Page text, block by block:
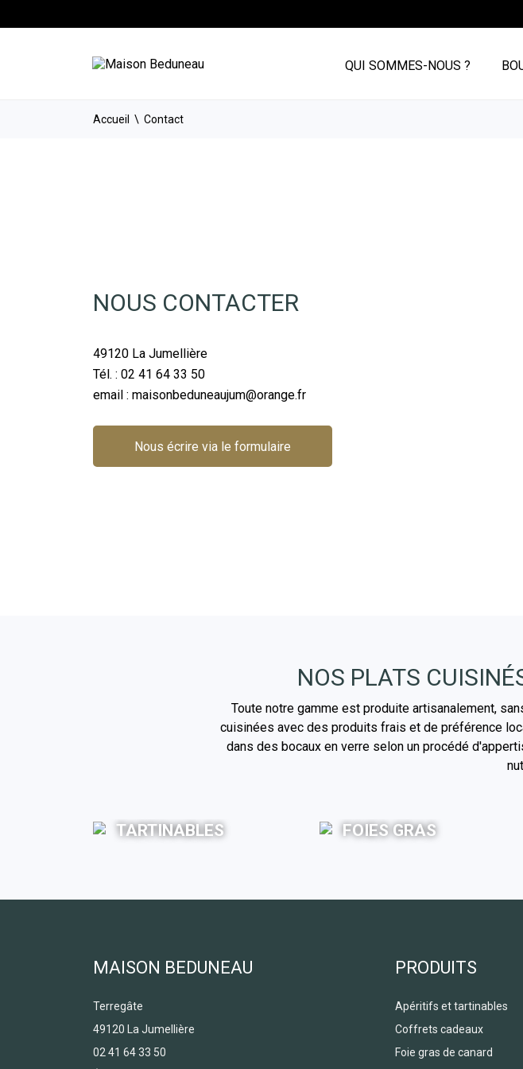
QUI SOMMES-NOUS ?
Accueil Contact
NOUS CONTACTER
49120 La Jumellière
Tél. : 02 41 64 33 50
email :maisonbeduneaujum@orange.fr
Nous écrire via le formulaire
NOS PLATS
Toute notre gamme est produite artisanalement,
cuisinées avec des produits frais et de préférence
dans des bocaux en verre selon un procédé
TARTINABLES FOIES GRAS
MAISON BEDUNEAU
Terregâte
49120 La Jumellière
02 41 64 33 50
PRODUITS
Apéritifs et tartinables
Coffrets cadeaux
Foie gras de canard